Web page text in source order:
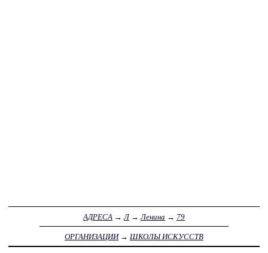
АДРЕСА →Л→Ленина → 79
ОРГАНИЗАЦИИ→ ШКОЛЫ ИСКУССТВ